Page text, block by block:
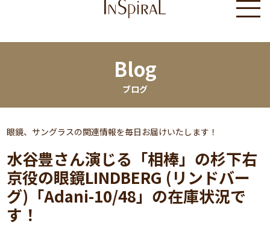
Blog
ブログ
眼鏡、サングラスの関連情報を毎日お届けいたします！
水谷豊さん演じる「相棒」の杉下右
京役の眼鏡LINDBERG (リンドバー
グ)「Adani-10/48」の在庫状況で
す！